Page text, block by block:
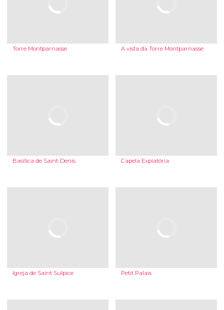
Torre Montparnasse A vista da Torre Montparnasse
Basílica de Saint-Denis Capela Expiatória
Igreja de Saint Sulpice Petit Palais